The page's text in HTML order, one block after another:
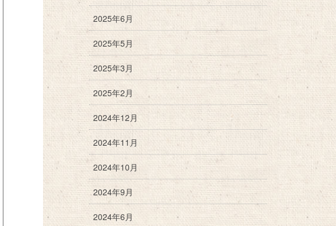
2025年6月
2025年5月
2025年3月
2025年2月
2024年12月
2024年11月
2024年10月
2024年9月
2024年6月